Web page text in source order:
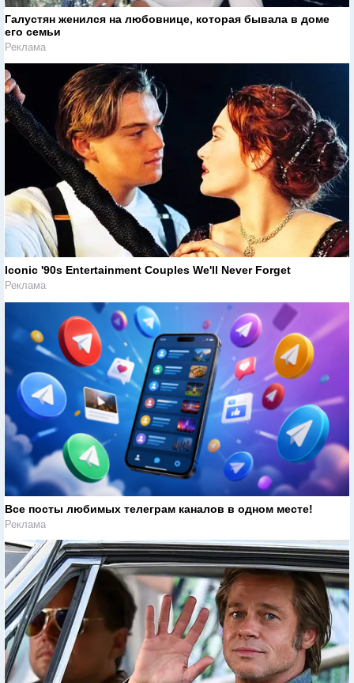
Галустян женился на любовнице, которая бывала в доме
его семьи
Реклама
Iconic '90s Entertainment Couples We'll Never Forget
Реклама
Все посты любимых телеграм каналов в одном месте!
Реклама